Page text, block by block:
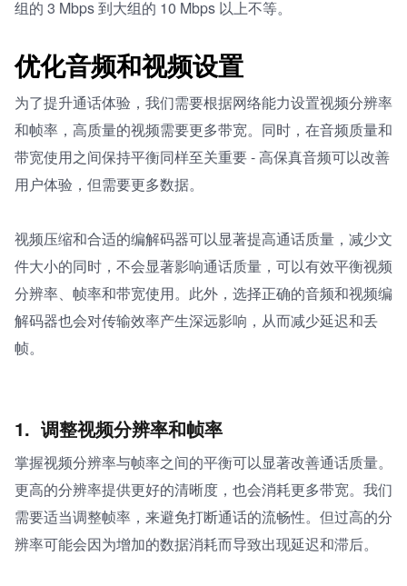
组的 3 Mbps 到大组的 10 Mbps 以上不等。
优化音频和视频设置
为了提升通话体验，我们需要根据网络能力设置视频分辨率
和帧率，高质量的视频需要更多带宽。同时，在音频质量和
带宽使用之间保持平衡同样至关重要 - 高保真音频可以改善
用户体验，但需要更多数据。
视频压缩和合适的编解码器可以显著提高通话质量，减少文
件大小的同时，不会显著影响通话质量，可以有效平衡视频
分辨率、帧率和带宽使用。此外，选择正确的音频和视频编
解码器也会对传输效率产生深远影响，从而减少延迟和丢
帧。
1. 调整视频分辨率和帧率
掌握视频分辨率与帧率之间的平衡可以显著改善通话质量。
更高的分辨率提供更好的清晰度，也会消耗更多带宽。我们
需要适当调整帧率，来避免打断通话的流畅性。但过高的分
辨率可能会因为增加的数据消耗而导致出现延迟和滞后。